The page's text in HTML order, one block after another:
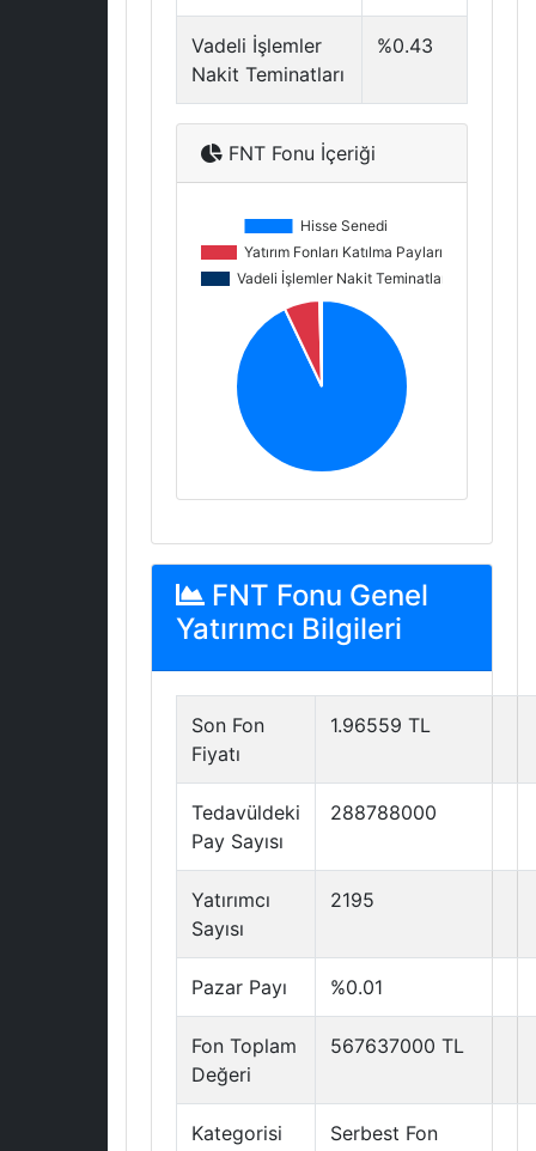
Vadeli İşlemler
Nakit Teminatları
%0.43
FNT Fonu İçeriği
FNT Fonu Genel
Yatırımcı Bilgileri
Son Fon
Fiyatı
1.96559 TL
Tedavüldeki
Pay Sayısı
288788000
Yatırımcı
Sayısı
2195
Pazar Payı %0.01
Fon Toplam
Değeri
567637000 TL
Kategorisi Serbest Fon